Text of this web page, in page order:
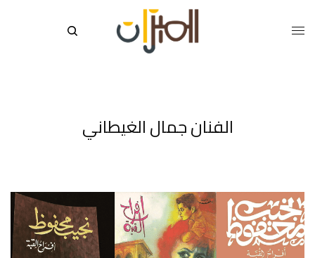
الفنان جمال الغيطاني